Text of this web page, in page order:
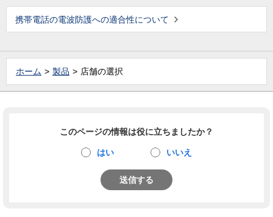
携帯電話の電波防護への適合性について
ホーム 製品 店舗の選択
このページの情報は役に立ちましたか？
はい いいえ
送信する